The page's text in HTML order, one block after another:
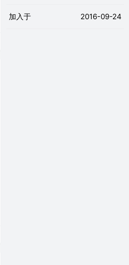
加入于 2016-09-24